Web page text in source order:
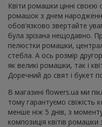
Квіти ромашки цінні
ромашок з днем
обов’язково звертайте
була зрізана нещодавно.
пелюстки ромашки,
стебла. А ось розмір
як великі ромашки, так і
Доречний до свят і букет
В магазині flowers.ua ми
тому гарантуємо
менше ніж 5 днів, з
композиція квітів ромашки